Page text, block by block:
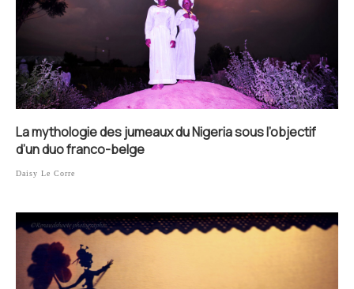
La mythologie des jumeaux du Nigeria sous l’objectif
d’un duo franco-belge
Daisy Le Corre